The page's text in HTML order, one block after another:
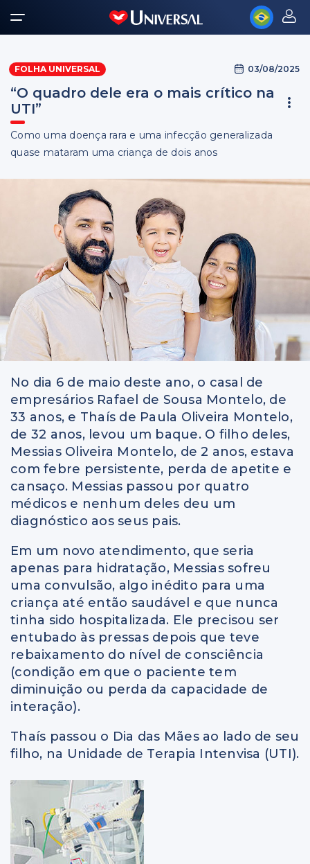
FOLHA UNIVERSAL 03/08/2025
“O quadro dele era o mais crítico na
UTI”
Como uma doença rara e uma infecção generalizada
quase mataram uma criança de dois anos
No dia 6 de maio deste ano, o casal de
empresários Rafael de Sousa Montelo, de
33 anos, e Thaís de Paula Oliveira Montelo,
de 32 anos, levou um baque. O filho deles,
Messias Oliveira Montelo, de 2 anos, estava
com febre persistente, perda de apetite e
cansaço. Messias passou por quatro
médicos e nenhum deles deu um
diagnóstico aos seus pais.
Em um novo atendimento, que seria
apenas para hidratação, Messias sofreu
uma convulsão, algo inédito para uma
criança até então saudável e que nunca
tinha sido hospitalizada. Ele precisou ser
entubado às pressas depois que teve
rebaixamento do nível de consciência
(condição em que o paciente tem
diminuição ou perda da capacidade de
interação).
Thaís passou o Dia das Mães ao lado de seu
filho, na Unidade de Terapia Intenvisa (UTI).